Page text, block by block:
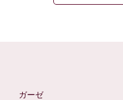
ガーゼ